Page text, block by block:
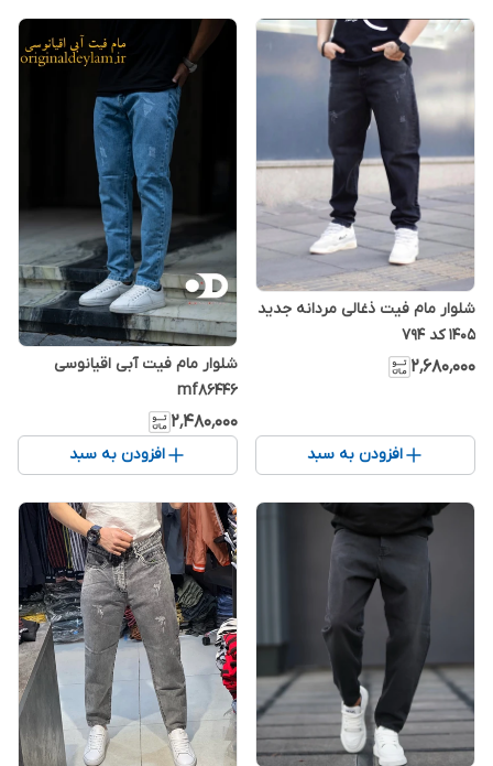
شلوار مام فیت ذغالی مردانه جدید
1405 کد ۷۹۴
۲٬۶۸۰٬۰۰۰
افزودن به سبد
شلوار مام فیت آبی اقیانوسی
mf86446
۲٬۴۸۰٬۰۰۰
افزودن به سبد